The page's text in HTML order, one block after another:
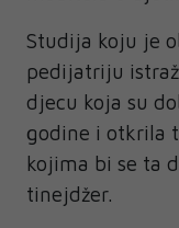
Studija koju je
pedijatriju
djecu koja su
godine i otkrila
kojima bi se ta
tinejdžer.